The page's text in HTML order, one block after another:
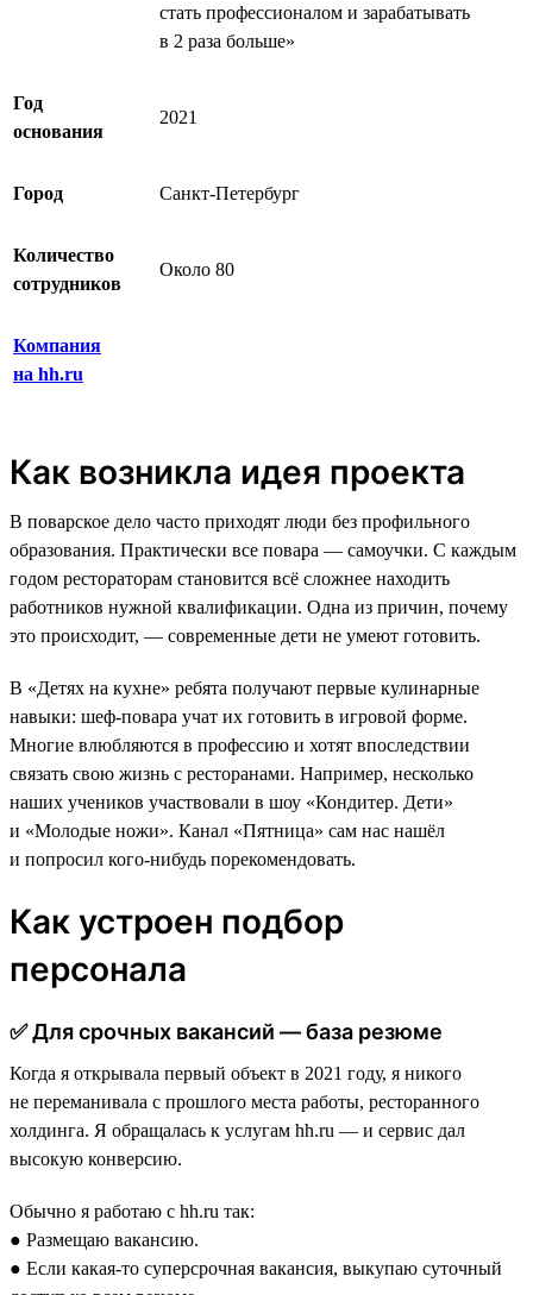
стать профессионалом и зарабатывать
в 2 раза больше»
Год
основания
2021
Город Санкт-Петербург
Количество
сотрудников
Около 80
Компания
на hh.ru
Как возникла идея проекта
В поварское дело часто приходят люди без профильного
образования. Практически все повара — самоучки. С каждым
годом рестораторам становится всё сложнее находить
работников нужной квалификации. Одна из причин, почему
это происходит, — современные дети не умеют готовить.
В «Детях на кухне» ребята получают первые кулинарные
навыки: шеф-повара учат их готовить в игровой форме.
Многие влюбляются в профессию и хотят впоследствии
связать свою жизнь с ресторанами. Например, несколько
наших учеников участвовали в шоу «Кондитер. Дети»
и «Молодые ножи». Канал «Пятница» сам нас нашёл
и попросил кого-нибудь порекомендовать.
Как устроен подбор
персонала
✅ Для срочных вакансий — база резюме
Когда я открывала первый объект в 2021 году, я никого
не переманивала с прошлого места работы, ресторанного
холдинга. Я обращалась к услугам hh.ru — и сервис дал
высокую конверсию.
Обычно я работаю с hh.ru так:
● Размещаю вакансию.
● Если какая-то суперсрочная вакансия, выкупаю суточный